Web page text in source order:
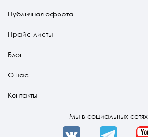
Публичная оферта
Прайс-листы
Блог
О нас
Контакты
Мы в социальных сетях